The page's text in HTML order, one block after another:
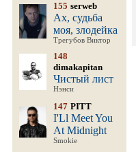
155 serweb
Ах, судьба
моя, злодейка
Трегубов Виктор
148
dimakapitan
Чистый лист
Нэнси
147 PITT
I'Ll Meet You
At Midnight
Smokie